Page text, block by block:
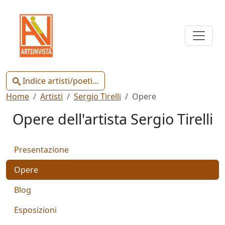
Indice artisti/poeti...
Indice
Artisti
Poeti
Artisti
Poeti
Home Artisti Sergio Tirelli Opere
Opere dell'artista Sergio Tirelli
Presentazione
Opere
Blog
Esposizioni